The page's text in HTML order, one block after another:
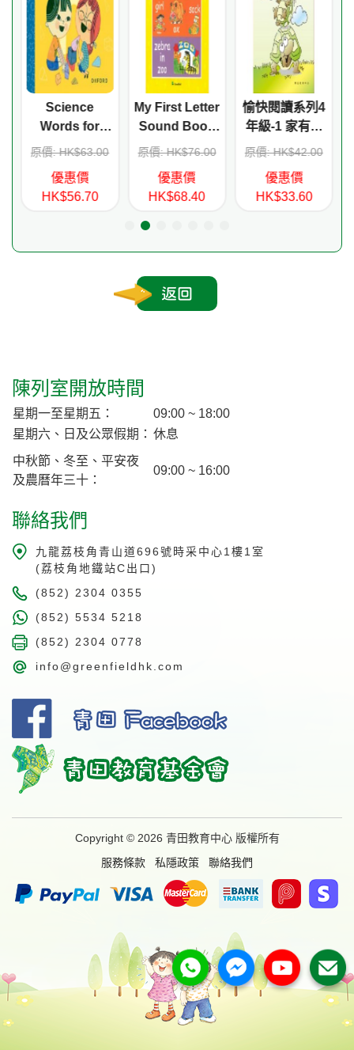
Science
Words for
Little People:
原價: HK$63.00
優惠價
HK$56.70
My First Letter
Sound Book
(Book+CD)
原價: HK$76.00
優惠價
HK$68.40
愉快閱讀系列4
年級-1 家有龜
龜
原價: HK$42.00
優惠價
HK$33.60
返回
陳列室開放時間
星期一至星期五：
09:00 ~ 18:00
星期六、日及公眾假期： 休息
中秋節、冬至、平安夜
及農曆年三十：
09:00 ~ 16:00
聯絡我們
九龍荔枝角青山道696號時采中心1樓1室
(荔枝角地鐵站C出口)
(852) 2304 0355
(852) 5534 5218
(852) 2304 0778
info@greenfieldhk.com
Copyright © 2026 青田教育中心 版權所有
服務條款
私隱政策 聯絡我們